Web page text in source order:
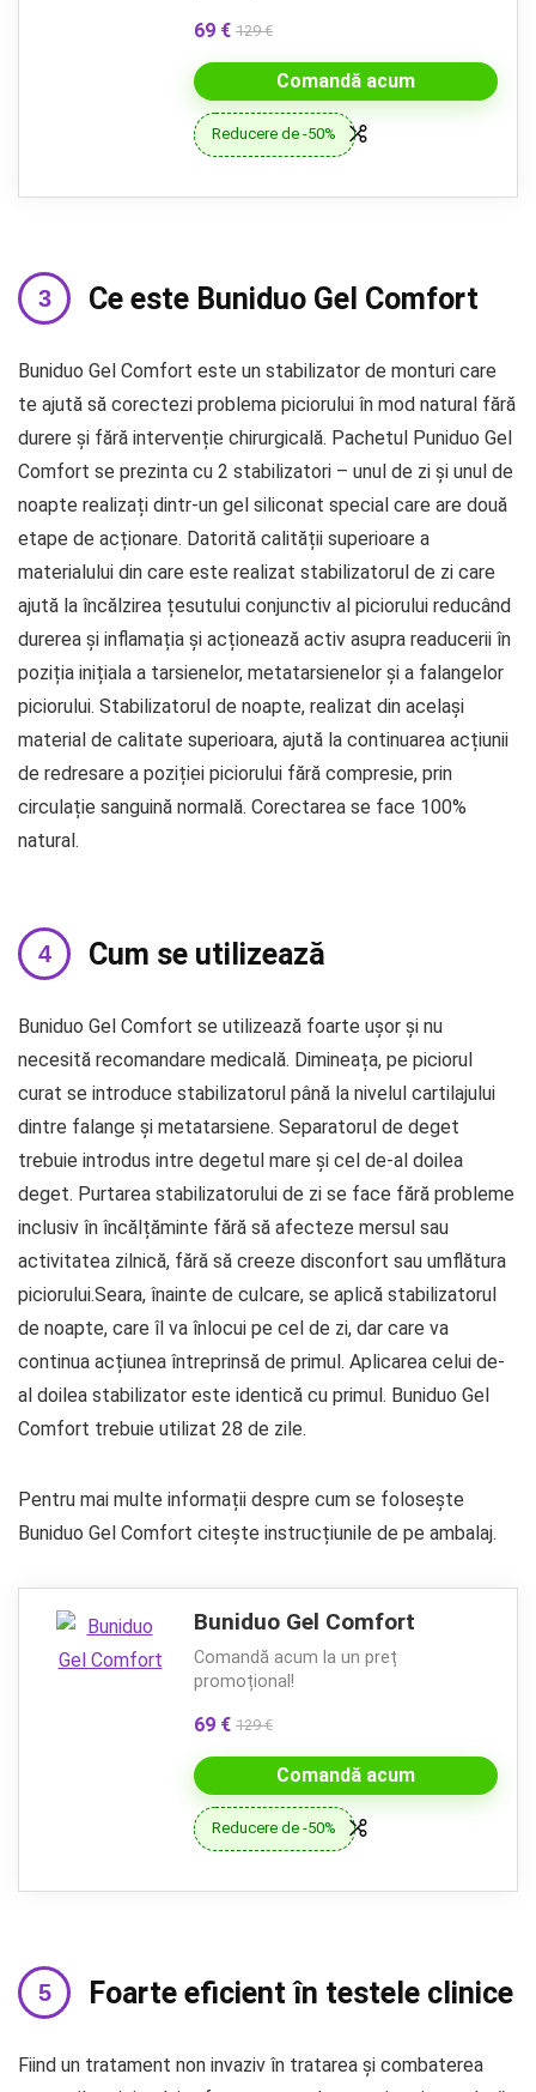
69 € 129 €
Comandă acum
Reducere de -50%
Ce este Buniduo Gel Comfort
Buniduo Gel Comfort este un stabilizator de monturi care
te ajută să corectezi problema piciorului în mod natural fără
durere și fără intervenție chirurgicală. Pachetul Puniduo Gel
Comfort se prezinta cu 2 stabilizatori – unul de zi și unul de
noapte realizați dintr-un gel siliconat special care are două
etape de acționare. Datorită calității superioare a
materialului din care este realizat stabilizatorul de zi care
ajută la încălzirea țesutului conjunctiv al piciorului reducând
durerea și inflamația și acționează activ asupra readucerii în
poziția inițiala a tarsienelor, metatarsienelor și a falangelor
piciorului. Stabilizatorul de noapte, realizat din același
material de calitate superioara, ajută la continuarea acțiunii
de redresare a poziției piciorului fără compresie, prin
circulație sanguină normală. Corectarea se face 100%
natural.
Cum se utilizează
Buniduo Gel Comfort se utilizează foarte ușor și nu
necesită recomandare medicală. Dimineața, pe piciorul
curat se introduce stabilizatorul până la nivelul cartilajului
dintre falange și metatarsiene. Separatorul de deget
trebuie introdus intre degetul mare și cel de-al doilea
deget. Purtarea stabilizatorului de zi se face fără probleme
inclusiv în încălțăminte fără să afecteze mersul sau
activitatea zilnică, fără să creeze disconfort sau umflătura
piciorului.Seara, înainte de culcare, se aplică stabilizatorul
de noapte, care îl va înlocui pe cel de zi, dar care va
continua acțiunea întreprinsă de primul. Aplicarea celui de-
al doilea stabilizator este identică cu primul. Buniduo Gel
Comfort trebuie utilizat 28 de zile.
Pentru mai multe informații despre cum se folosește
Buniduo Gel Comfort citește instrucțiunile de pe ambalaj.
Buniduo Gel Comfort
Comandă acum la un preț
promoțional!
69 € 129 €
Comandă acum
Reducere de -50%
Foarte eficient în testele clinice
Fiind un tratament non invaziv în tratarea și combaterea